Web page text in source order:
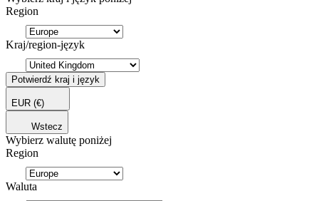
Region
Kraj/region-język
Potwierdź kraj i język
EUR (€)
Wstecz
Wybierz walutę poniżej
Region
Waluta